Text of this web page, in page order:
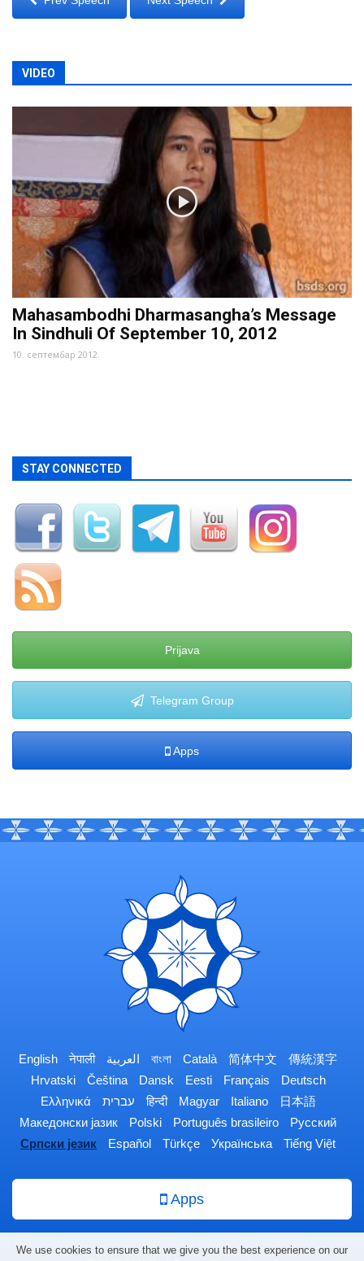
VIDEO
Mahasambodhi Dharmasangha’s Message
In Sindhuli Of September 10, 2012
10. септембар 2012.
STAY CONNECTED
Prijava
Telegram Group
Apps
English नेपाली العربية বাংলা Català 简体中文
傳統漢字
Hrvatski
Čeština Dansk Eesti Français
Deutsch
Ελληνικά
עברית हिन्दी Magyar Italiano
日本語
Македонски јазик
Polski Português brasileiro
Русский
Српски језик
Español Türkçe Українська Tiếng Việt
Apps
We use cookies to ensure that we give you the best experience on our